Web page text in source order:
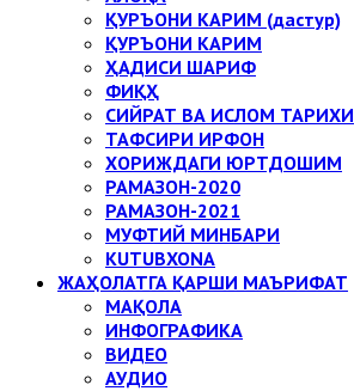
ҚУРЪОНИ КАРИМ (дастур)
ҚУРЪОНИ КАРИМ
ҲАДИСИ ШАРИФ
ФИҚҲ
СИЙРАТ ВА ИСЛОМ ТАРИХИ
ТАФСИРИ ИРФОН
ХОРИЖДАГИ ЮРТДОШИМ
РАМАЗОН-2020
РАМАЗОН-2021
МУФТИЙ МИНБАРИ
KUTUBXONA
ЖАҲОЛАТГА ҚАРШИ МАЪРИФАТ
МАҚОЛА
ИНФОГРАФИКА
ВИДЕО
АУДИО